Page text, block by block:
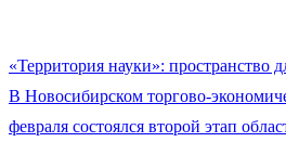
Навигация
по
записям
«Территория науки»: пространство
В Новосибирском торгово-
февраля состоялся второй этап